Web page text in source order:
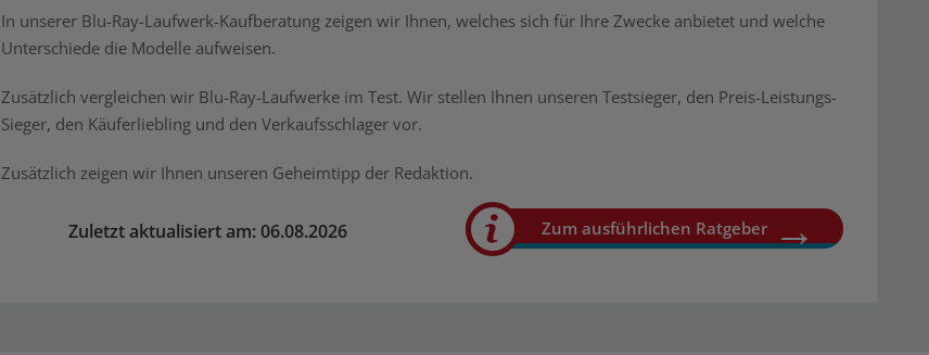
In unserer Blu-Ray-Laufwerk-Kaufberatung zeigen wir Ihnen, welches sich für Ihre Zwecke anbietet und welche
Unterschiede die Modelle aufweisen.
Zusätzlich vergleichen wir Blu-Ray-Laufwerke im Test. Wir stellen Ihnen unseren Testsieger, den Preis-Leistungs-
Sieger, den Käuferliebling und den Verkaufsschlager vor.
Zusätzlich zeigen wir Ihnen unseren Geheimtipp der Redaktion.
Zuletzt aktualisiert am: 06.08.2026 Zum ausführlichen Ratgeber